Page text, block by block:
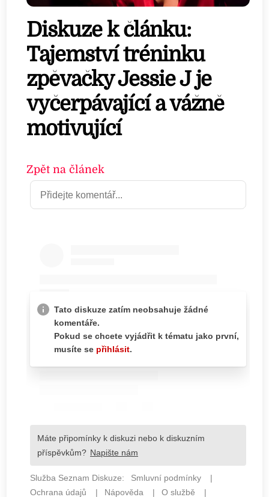
Diskuze k článku:
Tajemství tréninku
zpěvačky Jessie J je
vyčerpávající a vážně
motivující
Zpět na článek